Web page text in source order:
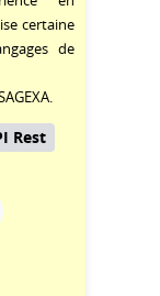
certaine
de
Rest